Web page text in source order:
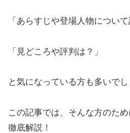
「あらすじや登場人物につい
「見どころや評判は？」
と気になっている方も多いでし
この記事では、そんな方のた
徹底解説！